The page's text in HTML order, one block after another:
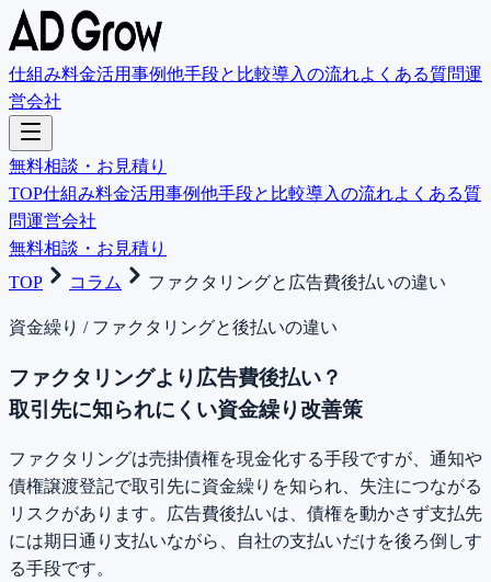
仕組み料金活用事例他手段と比較導入の流れよくある質問運
営会社
無料相談・お見積り
TOP仕組み料金活用事例他手段と比較導入の流れよくある質
問運営会社
無料相談・お見積り
TOP
コラム ファクタリングと広告費後払いの違い
資金繰り / ファクタリングと後払いの違い
ファクタリングより広告費後払い？
取引先に知られにくい資金繰り改善策
ファクタリングは売掛債権を現金化する手段ですが、通知や
債権譲渡登記で取引先に資金繰りを知られ、失注につながる
リスクがあります。広告費後払いは、債権を動かさず支払先
には期日通り支払いながら、自社の支払いだけを後ろ倒しす
る手段です。